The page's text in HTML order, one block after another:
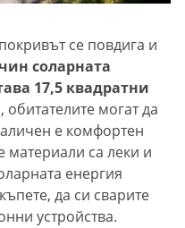
се повдига и
соларната
17,5 квадратни
обитателите могат да
е комфортен
материали са леки и
енергия
да си сварите
устройства.